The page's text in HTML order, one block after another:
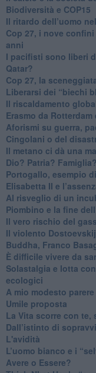
Biodiversità e COP15
​Il ritardo dell’uomo
​Cop 27, i nove
anni
​I pacifisti sono liberi
Qatar?
​Cop 27, la
​Liberarsi dei “biechi
Il riscaldamento
​Erasmo da Rotterdam
​Aforismi su guerra,
Cingolani o del
​Il metano ci dà una
​Dio? Patria? Famiglia?
Portogallo, esempio
​Elisabetta II e
Al risveglio di un
​Piombino e la fine
​Il vero rischio del
​Il violento
​Buddha, Franco
​È difficile vivere da
Solastalgia e lotta
ecologici
​A mio modesto
​Umile proposta
​La Vita scorre con te,
​Dall’istinto di
L'avidità
​L’uomo bianco e i
​Avere o Essere?